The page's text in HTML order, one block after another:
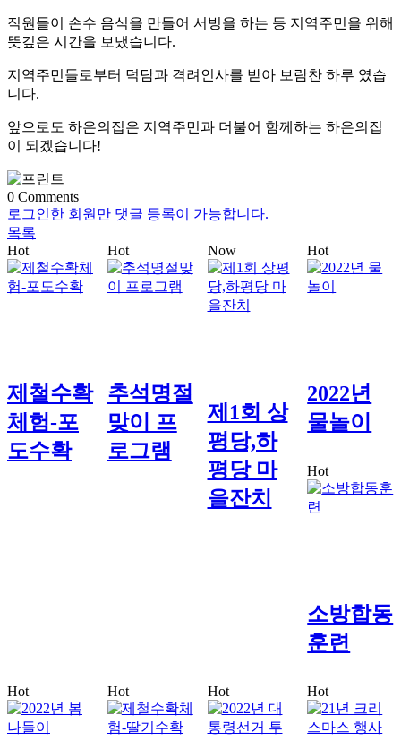
직원들이 손수 음식을 만들어 서빙을 하는 등 지역주민을 위해
뜻깊은 시간을 보냈습니다.
지역주민들로부터 덕담과 격려인사를 받아 보람찬 하루 였습
니다.
앞으로도 하은의집은 지역주민과 더불어 함께하는 하은의집
이 되겠습니다!
0 Comments
로그인한 회원만 댓글 등록이 가능합니다.
목록
Hot
제철수확
체험-포
도수확
Hot
추석명절
맞이 프
로그램
Now
제1회 상
평당,하
평당 마
을잔치
Hot
2022년
물놀이
Hot
소방합동
훈련
Hot Hot Hot Hot